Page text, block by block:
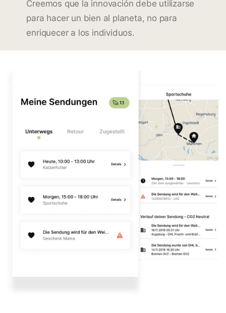
Creemos que la innovación debe utilizarse
para hacer un bien al planeta, no para
enriquecer a los individuos.